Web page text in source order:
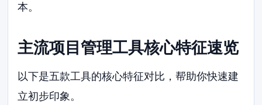
本。
主流项目管理工具核心特征速览
以下是五款工具的核心特征对比，帮助你快速建
立初步印象。